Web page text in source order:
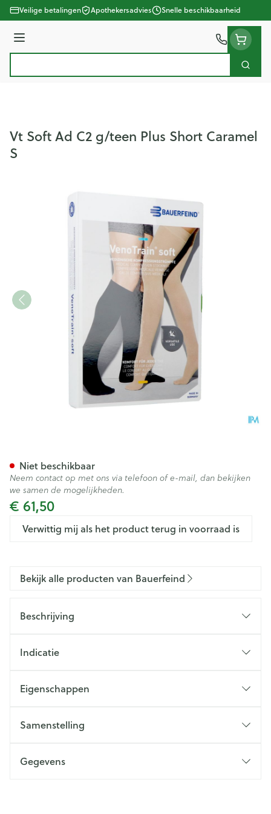
Ga naar de inhoud
Veilige betalingen Apothekersadvies Snelle beschikbaarheid
Menu
Zoek
Vt Soft Ad C2 g/teen Plus Short Caramel
S
€ 61,50
Verwittig mij als het product terug in voorraad is
Niet beschikbaar
Neem contact op met ons via telefoon of e-mail, dan bekijken
we samen de mogelijkheden.
Bekijk alle producten van Bauerfeind
Beschrijving
Indicatie
Eigenschappen
Samenstelling
Gegevens